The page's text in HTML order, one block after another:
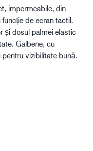
impermeabile, din
de ecran tactil.
și dosul palmei elastic
Galbene, cu
vizibilitate bună.